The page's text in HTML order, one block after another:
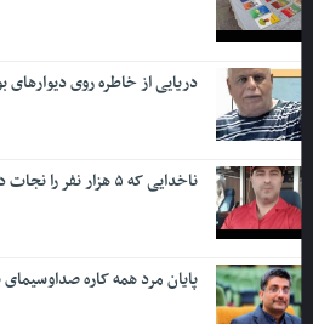
دریایی از خاطره روی دیوارهای
ناخدایی که ۵ هزار نفر را نجات داد
پایان مرد همه کاره صداوسیمای